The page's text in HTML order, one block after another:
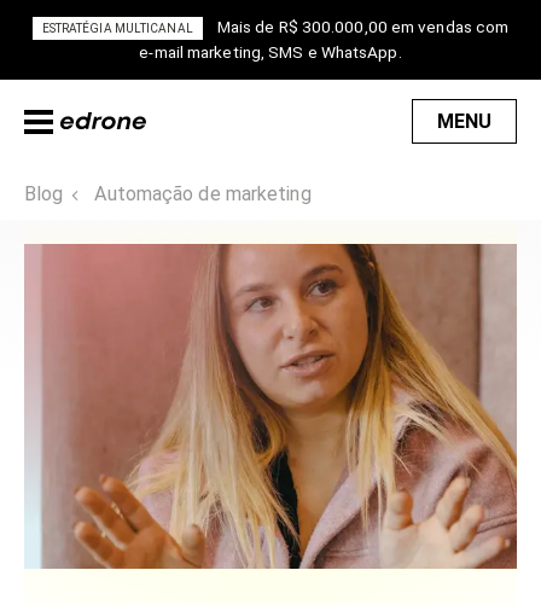
ESTRATÉGIA MULTICANAL
Mais de R$ 300.000,00 em vendas com
e-mail marketing, SMS e WhatsApp.
MENU
Blog Automação de marketing